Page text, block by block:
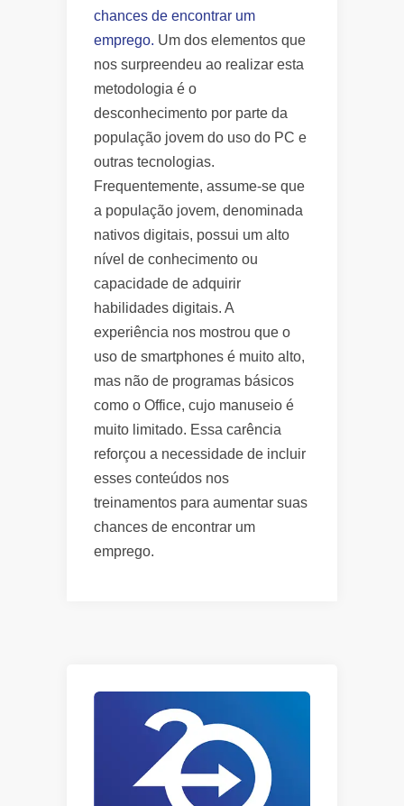
chances de encontrar um
emprego. Um dos elementos que
nos surpreendeu ao realizar esta
metodologia é o
desconhecimento por parte da
população jovem do uso do PC e
outras tecnologias.
Frequentemente, assume-se que
a população jovem, denominada
nativos digitais, possui um alto
nível de conhecimento ou
capacidade de adquirir
habilidades digitais. A
experiência nos mostrou que o
uso de smartphones é muito alto,
mas não de programas básicos
como o Office, cujo manuseio é
muito limitado. Essa carência
reforçou a necessidade de incluir
esses conteúdos nos
treinamentos para aumentar suas
chances de encontrar um
emprego.